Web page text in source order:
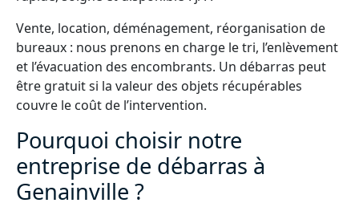
Vente, location, déménagement, réorganisation de
bureaux : nous prenons en charge le tri, l’enlèvement
et l’évacuation des encombrants. Un débarras peut
être gratuit si la valeur des objets récupérables
couvre le coût de l’intervention.
Pourquoi choisir notre
entreprise de débarras à
Genainville ?